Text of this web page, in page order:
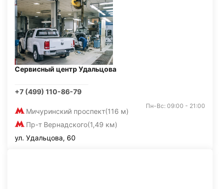
Сервисный центр Удальцова
+7 (499) 110-86-79
Мичуринский проспект(116 м)
Пр-т Вернадского(1,49 км)
Пн-Вс: 09:00 - 21:00
ул. Удальцова, 60